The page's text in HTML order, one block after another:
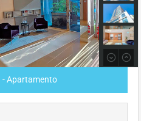
- Apartamento